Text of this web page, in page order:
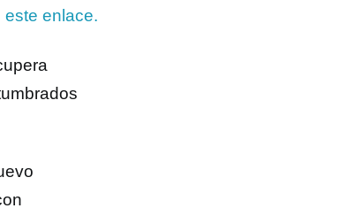
este enlace.